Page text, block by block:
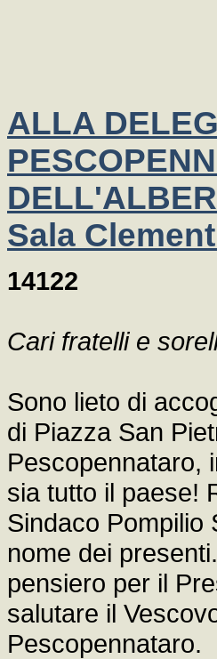
ALLA
Sala
14122
Cari fratelli e
Sono lieto di
di Piazza San
Pescopennataro,
sia tutto il paese!
Sindaco Pompilio
nome dei
pensiero per il
salutare il
Pescopennataro.